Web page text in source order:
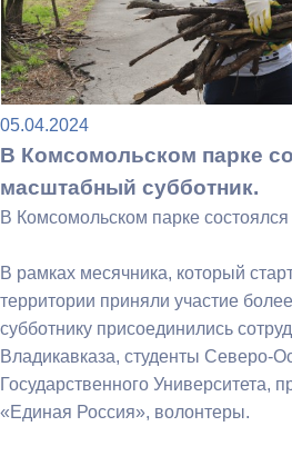
05.04.2024
В Комсомольском парке
масштабный субботник.
В Комсомольском парке
В рамках месячника, который
территории приняли участие
субботнику присоединились
Владикавказа, студенты Северо-
Государственного Университета,
«Единая Россия», волонтеры.